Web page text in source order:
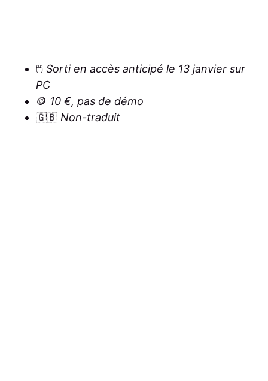
🖱️ Sorti en accès anticipé le 13 janvier sur
PC
🪙 10 €, pas de démo
🇬🇧 Non-traduit